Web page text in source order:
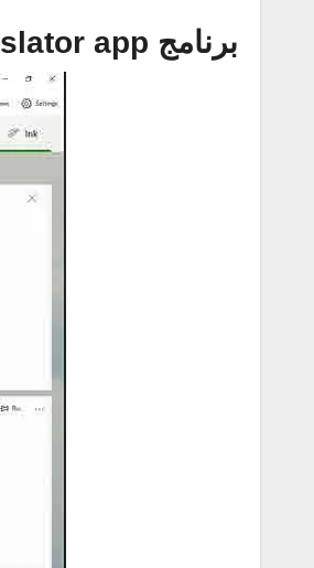
برنامج Translator app